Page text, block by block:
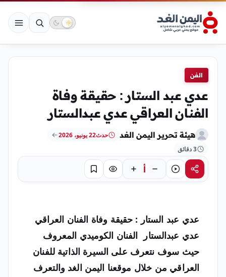
الفن
عدي عبد الستار : حقيقة وفاة
الفنان العراقي عدي عبدالستار
هيئة تحرير اليمن الغد حدث22 يونيو، 2026
3 دقائق
مشاركةاستماع أ تركيز حفظ
عدي عبد الستار : حقيقة وفاة الفنان العراقي
عدي عبدالستار الفنان الكوميدي المعروف
حيث سوف نتعرف على السيرة الذاتية للفنان
العراقي من خلال موقعنا اليمن الغد والتعرف